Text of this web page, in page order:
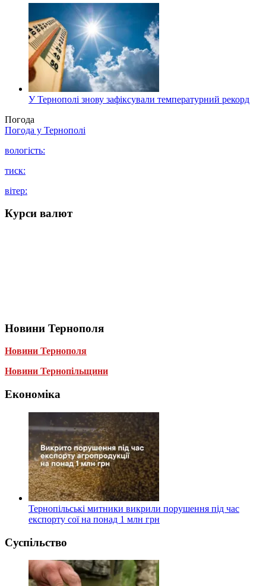
У Тернополі знову зафіксували температурний рекорд
Погода
Погода у Тернополі
вологість:
тиск:
вітер:
Курси валют
Новини Тернополя
Новини Тернополя
Новини Тернопільщини
Економіка
Тернопільські митники викрили порушення під час
експорту сої на понад 1 млн грн
Суспільство